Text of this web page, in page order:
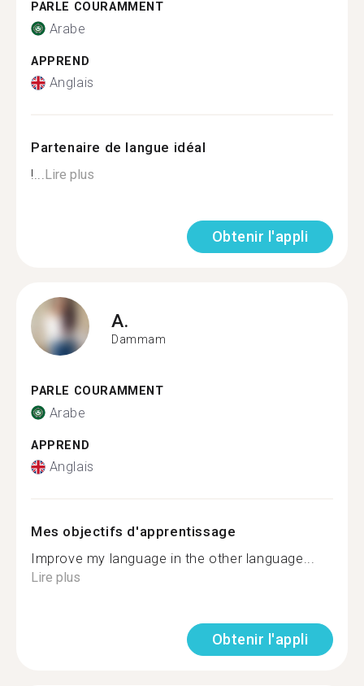
PARLE COURAMMENT
Arabe
APPREND
Anglais
Partenaire de langue idéal
!...Lire plus
Obtenir l'appli
A.
Dammam
PARLE COURAMMENT
Arabe
APPREND
Anglais
Mes objectifs d'apprentissage
Improve my language in the other language...
Lire plus
Obtenir l'appli